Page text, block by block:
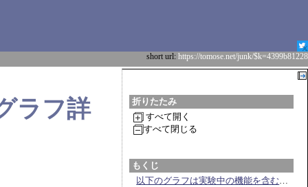
short url: https://tomose.net/junk/$k=4399b81228
ラフ詳
折りたたみ
すべて開く
すべて閉じる
もくじ
以下のグラフは実験中の機能を含む場合があります。